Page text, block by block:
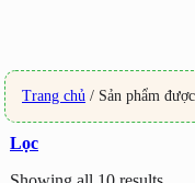
Trang chủ / Sản phẩm
Lọc